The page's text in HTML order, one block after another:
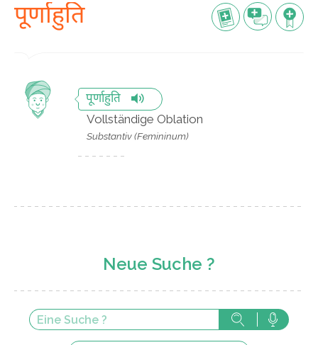
पूर्णाहुति
पूर्णाहुति
Vollständige Oblation
Substantiv (Femininum)
Neue Suche ?